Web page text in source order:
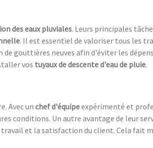
des eaux pluviales. Leurs principales
. Il est essentiel de valoriser tous les
gouttières neuves afin d'éviter les
vos tuyaux de descente d'eau de pluie.
Avec unchef d'équipeexpérimenté et
conditions. Un autre avantage de leur
et la satisfaction du client. Cela fait